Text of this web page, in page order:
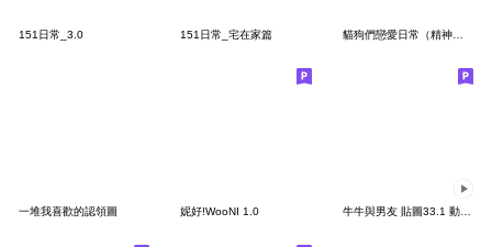
151日常_3.0 151日常_宅在家篇 貓狗們戀愛日常（精神小狗）
一堆我喜歡的認領圖 妮好!WooNI 1.0 牛牛與男友 貼圖33.1 動態情侶男生版